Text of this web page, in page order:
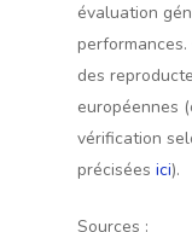
évaluation
des
européennes
vérification
précisées ici).
Sources :